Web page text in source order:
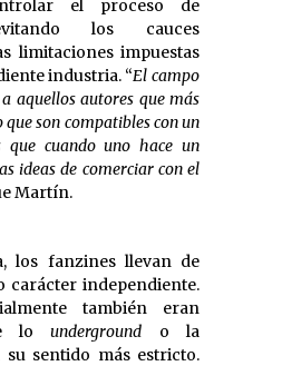
el proceso de
los cauces
limitaciones impuestas
industria. “El campo
aquellos autores que más
que son compatibles con un
que cuando uno hace un
ideas de comerciar con el
Martín.
los fanzines llevan de
carácter independiente.
también eran
lo underground o la
sentido más estricto.